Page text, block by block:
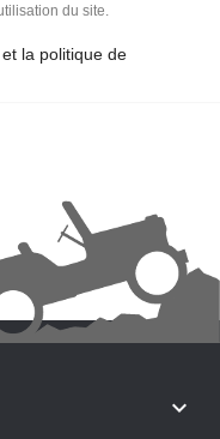
du site.
et la politique de
